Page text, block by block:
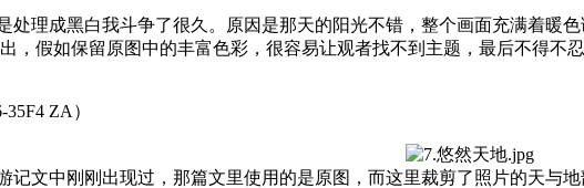
处理成黑白我斗争了很久。原因是那天的阳光不错，整个画面充满着暖
，假如保留原图中的丰富色彩，很容易让观者找不到主题，最后不得不忍
ZA）
记文中刚刚出现过，那篇文里使用的是原图，而这里裁剪了照片的天与